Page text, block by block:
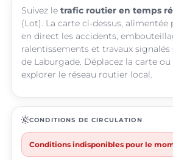
Suivez le trafic routier en temps
(Lot). La carte ci-dessus, alimentée
en direct les accidents,
ralentissements et travaux signalés
de Laburgade. Déplacez la carte
explorer le réseau routier local.
routineCONDITIONS DE CIRCULATION
Conditions indisponibles pour le